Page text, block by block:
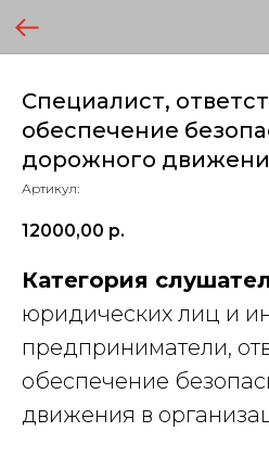
Специалист,
обеспечение
дорожного
Артикул:
12000,00 р.
Категория
юридических лиц и
предприниматели,
обеспечение
движения в